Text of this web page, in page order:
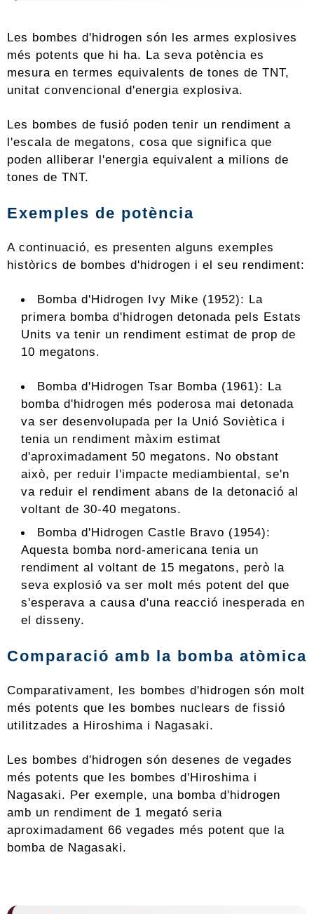
Les bombes d'hidrogen són les armes explosives
més potents que hi ha. La seva potència es
mesura en termes equivalents de tones de TNT,
unitat convencional d'energia explosiva.
Les bombes de fusió poden tenir un rendiment a
l'escala de megatons, cosa que significa que
poden alliberar l'energia equivalent a milions de
tones de TNT.
Exemples de potència
A continuació, es presenten alguns exemples
històrics de bombes d'hidrogen i el seu rendiment:
Bomba d'Hidrogen Ivy Mike (1952): La
primera bomba d'hidrogen detonada pels Estats
Units va tenir un rendiment estimat de prop de
10 megatons.
Bomba d'Hidrogen Tsar Bomba (1961): La
bomba d'hidrogen més poderosa mai detonada
va ser desenvolupada per la Unió Soviètica i
tenia un rendiment màxim estimat
d'aproximadament 50 megatons. No obstant
això, per reduir l'impacte mediambiental, se'n
va reduir el rendiment abans de la detonació al
voltant de 30-40 megatons.
Bomba d'Hidrogen Castle Bravo (1954):
Aquesta bomba nord-americana tenia un
rendiment al voltant de 15 megatons, però la
seva explosió va ser molt més potent del que
s'esperava a causa d'una reacció inesperada en
el disseny.
Comparació amb la bomba atòmica
Comparativament, les bombes d'hidrogen són molt
més potents que les bombes nuclears de fissió
utilitzades a Hiroshima i Nagasaki.
Les bombes d'hidrogen són desenes de vegades
més potents que les bombes d'Hiroshima i
Nagasaki. Per exemple, una bomba d'hidrogen
amb un rendiment de 1 megató seria
aproximadament 66 vegades més potent que la
bomba de Nagasaki.